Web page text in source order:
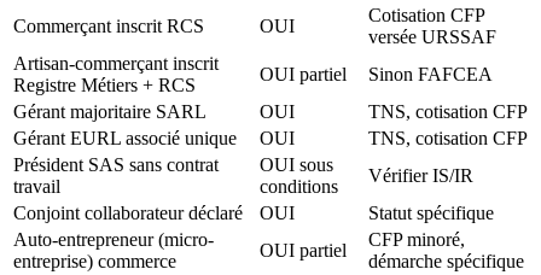
Commerçant inscrit RCS OUI
Cotisation CFP
versée URSSAF
Artisan-commerçant inscrit
Registre Métiers + RCS
OUI partiel
Sinon FAFCEA
Gérant majoritaire SARL
OUI
TNS, cotisation CFP
Gérant EURL associé unique
OUI
TNS, cotisation CFP
Président SAS sans contrat
travail
OUI sous
conditions
Vérifier IS/IR
Conjoint collaborateur déclaré
OUI
Statut spécifique
Auto-entrepreneur (micro-
entreprise) commerce
OUI partiel
CFP minoré,
démarche spécifique